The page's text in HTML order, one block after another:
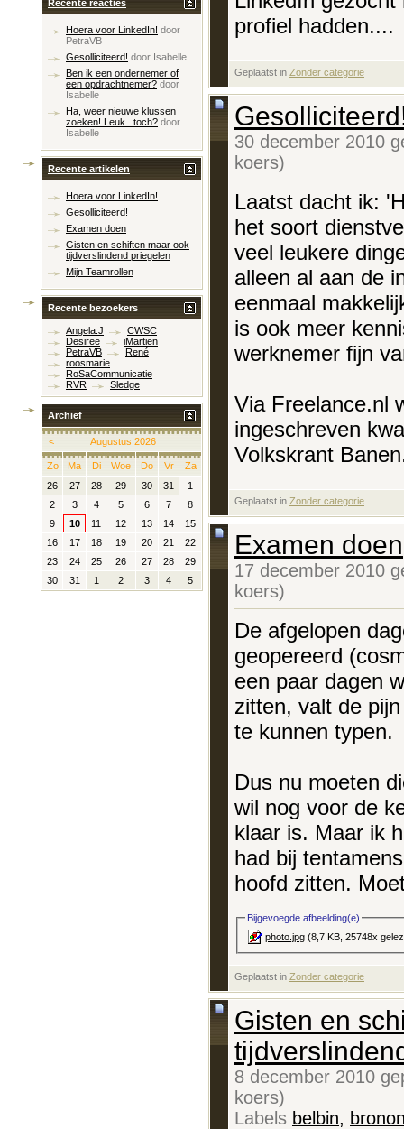
profiel hadden....
Geplaatst in Zonder categorie
30 december 2010
koers)
Laatst dacht ik:
het soort
veel leukere
alleen al aan de
eenmaal
is ook meer
werknemer fijn
Via Freelance.nl
ingeschreven
Volkskrant
Geplaatst in Zonder categorie
Examen doen
17 december 2010
koers)
De afgelopen
geopereerd
een paar dagen
zitten, valt de
te kunnen typen.
Dus nu moeten
wil nog voor de
klaar is. Maar ik
had bij
hoofd zitten.
Bijgevoegde afbeelding(e)
photo.jpg (8,7 KB, 25748x
Geplaatst in Zonder categorie
Gisten en
8 december 2010
koers)
Labels belbin,
Recente reacties
Hoera voor LinkedIn! door
PetraVB
Gesolliciteerd! door Isabelle
Ben ik een ondernemer of
een opdrachtnemer? door
Isabelle
Ha, weer nieuwe klussen
zoeken! Leuk...toch? door
Isabelle
Recente artikelen
Hoera voor LinkedIn!
Gesolliciteerd!
Examen doen
Gisten en schiften maar ook
tijdverslindend priegelen
Mijn Teamrollen
Recente bezoekers
Angela.J
CWSC
Desiree
iMartien
PetraVB
René
roosmarie
RoSaCommunicatie
RVR
Sledge
Archief
< Augustus 2026
Zo Ma Di Woe Do Vr
Za
26
27 28 29 30 31
1
2
3 4 5 6 7
8
9
10 11 12 13 14
15
16
17 18 19 20 21
22
23
24 25 26 27 28
29
30
31 1 2 3 4 5